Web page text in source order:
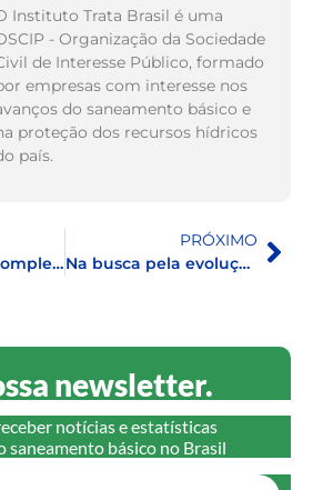
Instituto Trata Brasil é uma
- Organização da Sociedade
de Interesse Público, formado
empresas com interesse nos
do saneamento básico e
proteção dos recursos hídricos
país.
Rio de Janeiro completa 457 anos com um novo momento no saneamento básico
PRÓXIMO
Na busca pela evolução dos indicadores de saneamento básico, Recife completará 485 anos de fundação
newsletter.
notícias e estatísticas
saneamento básico no Brasil